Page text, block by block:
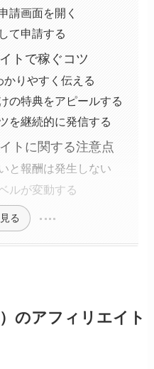
請画面を開く
て申請する
トで稼ぐコツ
かりやすく伝える
の特典をアピールする
を継続的に発信する
トに関する注意点
と報酬は発生しない
ルが変動する
る
のアフィリエイト